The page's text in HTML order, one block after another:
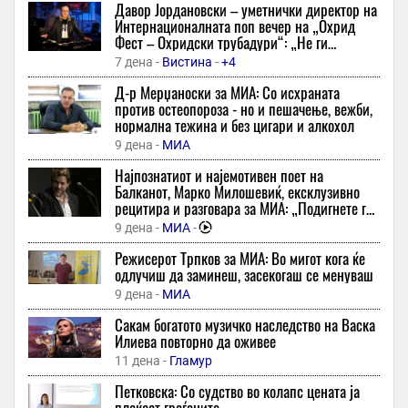
ВЛЕН: Коридорот 8 се гради, ДУИ се распаѓа
32 минути -24 Инфо- +1
(/) Еден од најголемите украински стадиони погоден во руски
напад
32 минути - Инфо-+2
Претседателката на ФС на Норвешка побара оставка од
Инфантино: „За тебе веќе нема враќање назад“
45 минути - Спорт Манија-+1
Бугарското МНР изрази сериозна загриженост поради новото
одбивање на Судот во Кочани за лекувањето на Ива
Михаилова
46 минути -Трибуна-+1
Што да облечете на интервју за работа? Една грешка може да
остави лош прв впечаток
46 минути -Попара
Благоје Ѓорѓевиќ, грумер: Заблуда е дека секое куче треба да
се потстрижува многу кратко во лето
46 минути - Слободен Печат
Давор Јордановски – уметнички директор на
Интернационалната поп вечер на „Охрид
Фест – Охридски трубадури“: „Не ги
копираме светските трендови – сакаме ние
да бидеме инспирација“
7 дена - Вистина -+4
Д-р Мерџаноски за МИА: Со исхраната
против остеопороза - но и пешачење, вежби,
нормална тежина и без цигари и алкохол
9 дена - МИА
Најпознатиот и најемотивен поет на
Балканот, Марко Милошевиќ, ексклузивно
рецитира и разговара за МИА: „Подигнете го
ракавот - ако сте се наежиле од стиховите,
добро е!“
9 дена - МИА-
Режисерот Трпков за МИА: Во мигот кога ќе
одлучиш да заминеш, засекогаш се менуваш
9 дена - МИА
Сакам богатото музичко наследство на Васка
Илиева повторно да оживее
11 дена - Гламур
Петковска: Со судство во колапс цената ја